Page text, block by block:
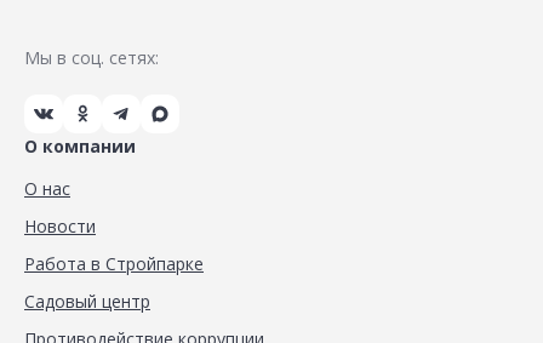
Мы в соц. сетях:
О компании
О нас
Новости
Работа в Стройпарке
Садовый центр